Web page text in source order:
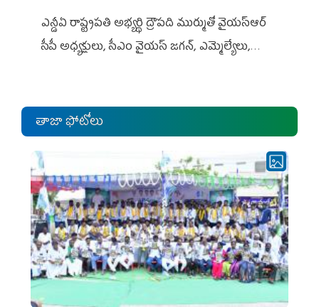
ఎన్డీఏ రాష్ట్ర‌ప‌తి అభ్య‌ర్థి ద్రౌప‌ది ముర్ముతో వైయ‌స్ఆర్
సీపీ అధ్య‌క్షులు, సీఎం వైయ‌స్ జ‌గ‌న్, ఎమ్మెల్యేలు,
తాజా ఫోటోలు